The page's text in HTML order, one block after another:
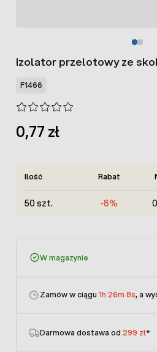
Izolator przelotowy ze
F1466
0,77 zł
Ilość Rabat
50 szt. -8%
W magazynie
Zamów w ciągu 1h 26m 8s, a
Darmowa dostawa od 299 zł*